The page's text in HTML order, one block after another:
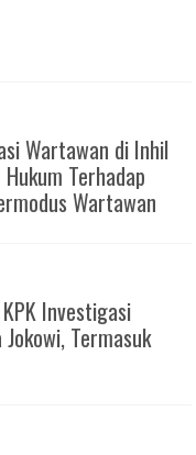
Wartawan di Inhil
Terhadap
Wartawan
Investigasi
Termasuk